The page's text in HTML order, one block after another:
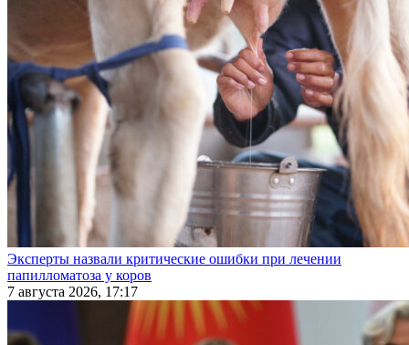
Эксперты назвали критические ошибки при лечении
папилломатоза у коров
7 августа 2026, 17:17